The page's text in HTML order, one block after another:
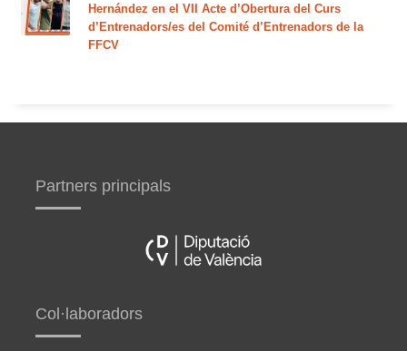
Hernández en el VII Acte d’Obertura del Curs
d’Entrenadors/es del Comité d’Entrenadors de la
FFCV
Partners principals
Col·laboradors